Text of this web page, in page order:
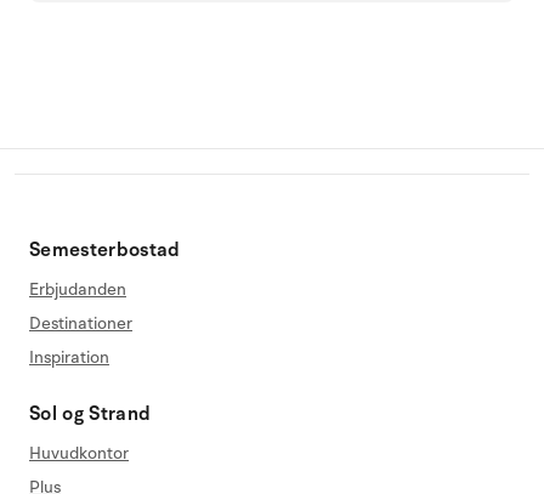
Semesterbostad
Erbjudanden
Destinationer
Inspiration
Sol og Strand
Huvudkontor
Plus